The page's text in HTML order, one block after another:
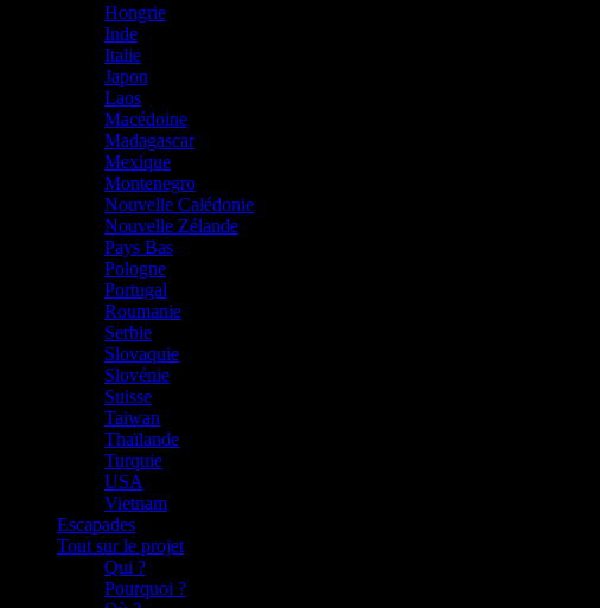
Hongrie
Inde
Italie
Japon
Laos
Macédoine
Madagascar
Mexique
Montenegro
Nouvelle Calédonie
Nouvelle Zélande
Pays Bas
Pologne
Portugal
Roumanie
Serbie
Slovaquie
Slovénie
Suisse
Taiwan
Thaïlande
Turquie
USA
Vietnam
Escapades
Tout sur le projet
Qui ?
Pourquoi ?